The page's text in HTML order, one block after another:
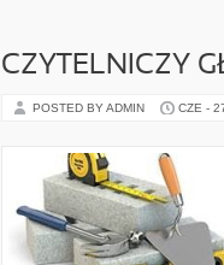
CZYTELNICZY
POSTED BY ADMIN CZE -